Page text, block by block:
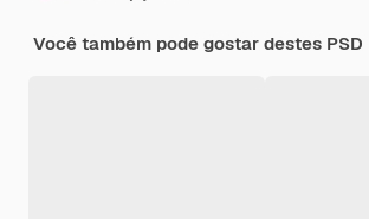
Você também pode gostar destes PSD